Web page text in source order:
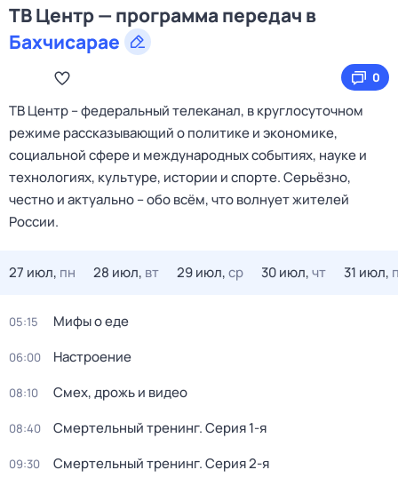
ТВ Центр — программа передач в
Бахчисарае
0
ТВ Центр – федеральный телеканал, в круглосуточном
режиме рассказывающий о политике и экономике,
социальной сфере и международных событиях, науке и
технологиях, культуре, истории и спорте. Серьёзно,
честно и актуально – обо всём, что волнует жителей
России.
27 июл, пн 28 июл, вт 29 июл,ср 30 июл,чт 31 июл,
05:15 Мифы о еде
06:00 Настроение
08:10 Смех, дрожь и видео
08:40 Смертельный тренинг. Серия 1-я
09:30 Смертельный тренинг. Серия 2-я